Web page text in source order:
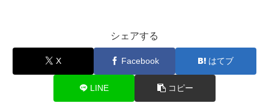
シェアする
X Facebook はてブ
LINE コピー